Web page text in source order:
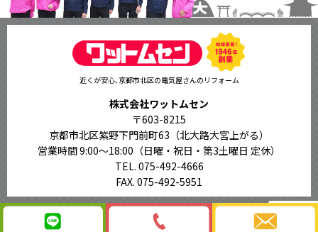
近くが安心､京都市北区の電気屋さんのリフォーム
株式会社ワットムセン
〒603-8215
京都市北区紫野下門前町63（北大路大宮上がる）
営業時間 9:00〜18:00 （日曜・祝日・第3土曜日 定休）
TEL. 075-492-4666
FAX. 075-492-5951